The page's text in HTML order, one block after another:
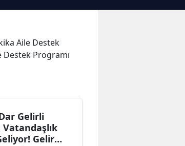
Burdur
Çorum
Aile Destek
Destek Programı
Gelirli
Gelir